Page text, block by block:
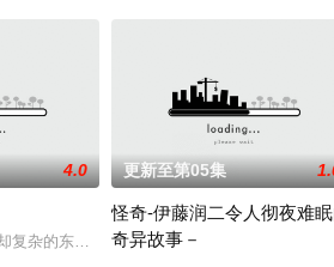
。虽然听说这是守护
来到憧憬的东京的三位女性，在面对恋爱、工
4.0
复杂的东京池袋地区。西池袋警署新设立了“犯
更新至第05集
怪奇-伊藤润二令人彻夜难
奇异故事－